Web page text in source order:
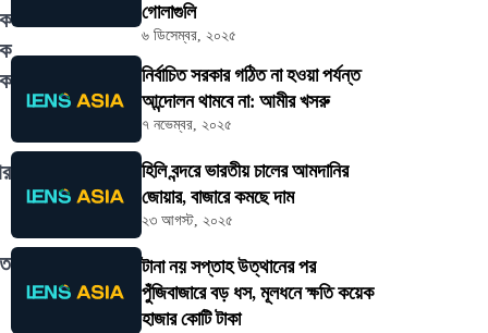
গোলাগুলি
৬ ডিসেম্বর, ২০২৫
নির্বাচিত সরকার গঠিত না হওয়া পর্যন্ত
আন্দোলন থামবে না: আমীর খসরু
৭ নভেম্বর, ২০২৫
হিলি বন্দরে ভারতীয় চালের আমদানির
জোয়ার, বাজারে কমছে দাম
২৩ আগস্ট, ২০২৫
টানা নয় সপ্তাহ উত্থানের পর
পুঁজিবাজারে বড় ধস, মূলধনে ক্ষতি কয়েক
হাজার কোটি টাকা